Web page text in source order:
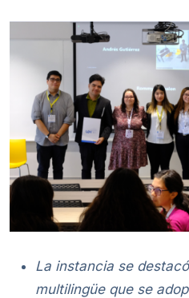
La instancia se
multilingüe que se